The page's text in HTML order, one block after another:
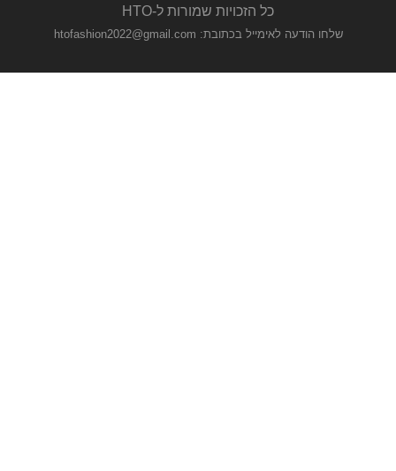
כל הזכויות שמורות ל-HTO
שלחו הודעה לאימייל בכתובת: htofashion2022@gmail.com